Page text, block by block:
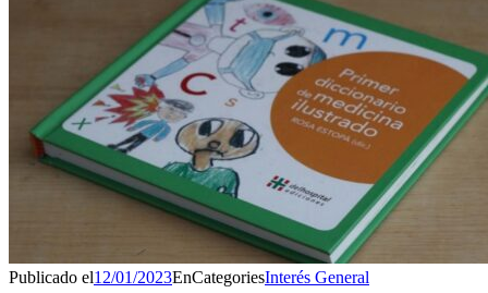
Publicado el12/01/2023EnCategoriesInterés General